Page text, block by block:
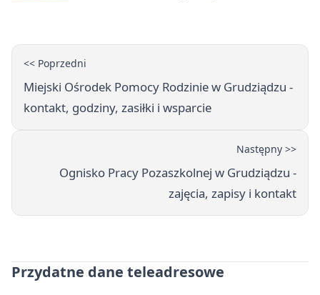
<< Poprzedni
Miejski Ośrodek Pomocy Rodzinie w Grudziądzu -
kontakt, godziny, zasiłki i wsparcie
Następny >>
Ognisko Pracy Pozaszkolnej w Grudziądzu -
zajęcia, zapisy i kontakt
Przydatne dane teleadresowe